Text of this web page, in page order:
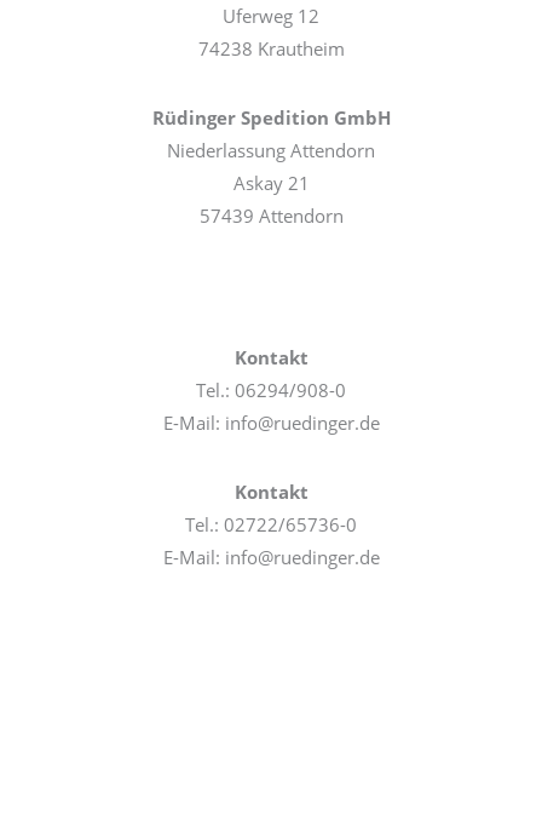
Uferweg 12
74238 Krautheim
Rüdinger Spedition GmbH
Niederlassung Attendorn
Askay 21
57439 Attendorn
Kontakt
Tel.: 06294/908-0
E-Mail: info@ruedinger.de
Kontakt
Tel.: 02722/65736-0
E-Mail: info@ruedinger.de